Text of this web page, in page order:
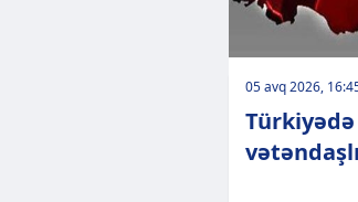
05 avq 2026,